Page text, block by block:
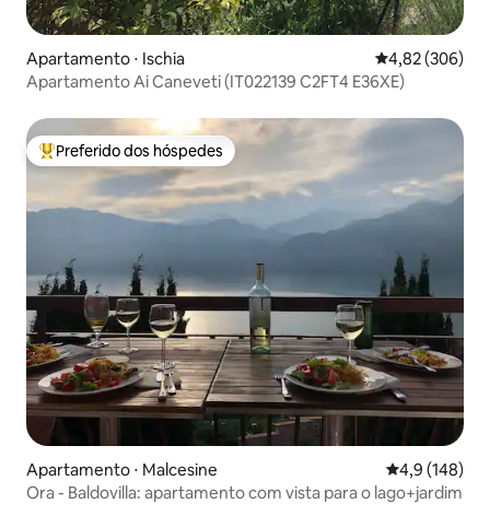
Apartamento ⋅ Ischia 4,82 de uma
4,82 (306)
Apartamento Ai Caneveti (IT022139 C2FT4 E36XE)
Entre os melhores preferidos dos hóspedes
Preferido dos hóspedes
Apartamento ⋅ Malcesine 4,9 de uma
4,9 (148)
Ora - Baldovilla: apartamento com vista para o lago+jardim